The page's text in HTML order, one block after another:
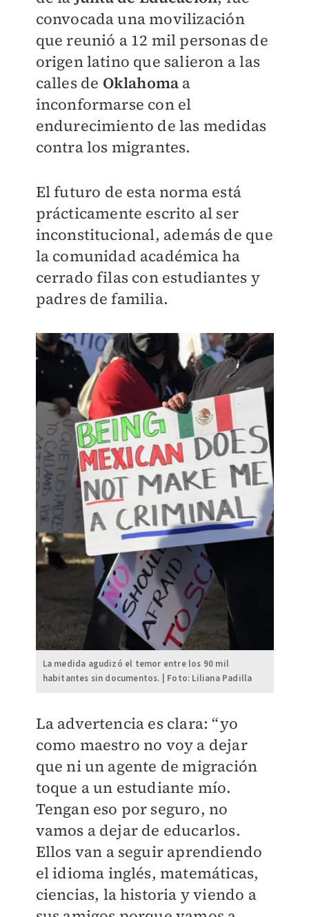
convocada una movilización
que reunió a 12 mil personas de
origen latino que salieron a las
calles de Oklahoma a
inconformarse con el
endurecimiento de las medidas
contra los migrantes.
El futuro de esta norma está
prácticamente escrito al ser
inconstitucional, además de que
la comunidad académica ha
cerrado filas con estudiantes y
padres de familia.
La medida agudizó el temor entre los 90 mil
habitantes sin documentos. | Foto: Liliana Padilla
La advertencia es clara: “yo
como maestro no voy a dejar
que ni un agente de migración
toque a un estudiante mío.
Tengan eso por seguro, no
vamos a dejar de educarlos.
Ellos van a seguir aprendiendo
el idioma inglés, matemáticas,
ciencias, la historia y viendo a